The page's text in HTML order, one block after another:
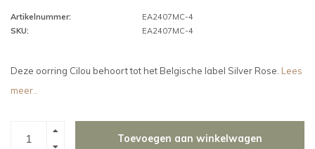
Artikelnummer:
EA2407MC-4
SKU:
EA2407MC-4
Deze oorring Cilou behoort tot het Belgische label Silver Rose. Lees
meer..
Toevoegen aan winkelwagen